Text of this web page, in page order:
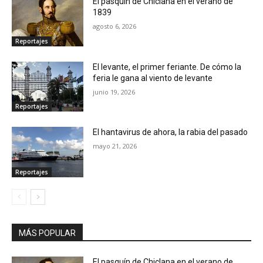
Reportajes
1839
agosto 6, 2026
Reportajes
El levante, el primer feriante. De cómo la
feria le gana al viento de levante
junio 19, 2026
Reportajes
El hantavirus de ahora, la rabia del pasado
mayo 21, 2026
MÁS POPULAR